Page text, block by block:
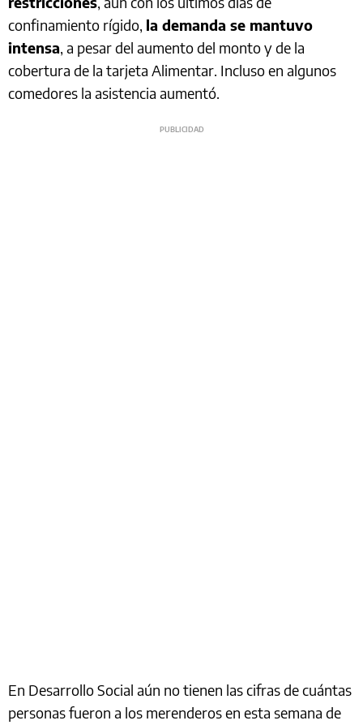
confinamiento rígido, la demanda se mantuvo
intensa, a pesar del aumento del monto y de la
cobertura de la tarjeta Alimentar. Incluso en algunos
comedores la asistencia aumentó.
En Desarrollo Social aún no tienen las cifras de cuántas
personas fueron a los merenderos en esta semana de